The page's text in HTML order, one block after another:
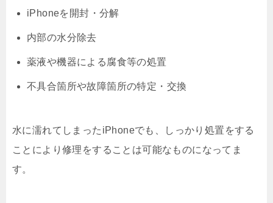
iPhoneを開封・分解
内部の水分除去
薬液や機器による腐食等の処置
不具合箇所や故障箇所の特定・交換
水に濡れてしまったiPhoneでも、しっかり処置をする
ことにより修理をすることは可能なものになってま
す。